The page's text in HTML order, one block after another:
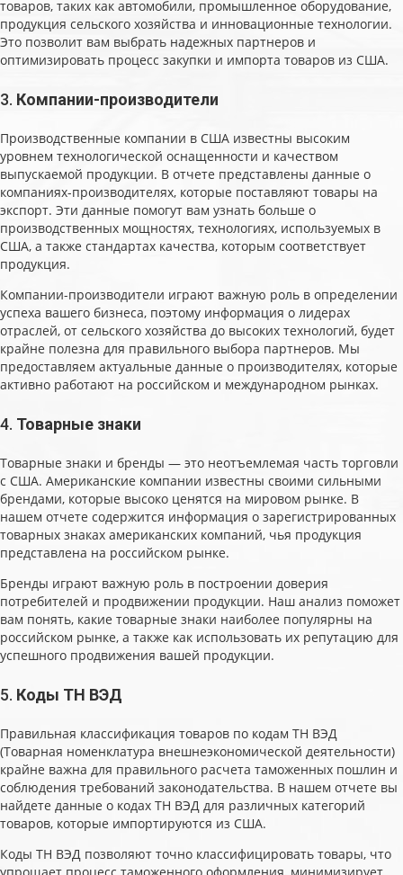
товаров, таких как автомобили, промышленное оборудование,
продукция сельского хозяйства и инновационные технологии.
Это позволит вам выбрать надежных партнеров и
оптимизировать процесс закупки и импорта товаров из США.
3. Компании-производители
Производственные компании в США известны высоким
уровнем технологической оснащенности и качеством
выпускаемой продукции. В отчете представлены данные о
компаниях-производителях, которые поставляют товары на
экспорт. Эти данные помогут вам узнать больше о
производственных мощностях, технологиях, используемых в
США, а также стандартах качества, которым соответствует
продукция.
Компании-производители играют важную роль в определении
успеха вашего бизнеса, поэтому информация о лидерах
отраслей, от сельского хозяйства до высоких технологий, будет
крайне полезна для правильного выбора партнеров. Мы
предоставляем актуальные данные о производителях, которые
активно работают на российском и международном рынках.
4. Товарные знаки
Товарные знаки и бренды — это неотъемлемая часть торговли
с США. Американские компании известны своими сильными
брендами, которые высоко ценятся на мировом рынке. В
нашем отчете содержится информация о зарегистрированных
товарных знаках американских компаний, чья продукция
представлена на российском рынке.
Бренды играют важную роль в построении доверия
потребителей и продвижении продукции. Наш анализ поможет
вам понять, какие товарные знаки наиболее популярны на
российском рынке, а также как использовать их репутацию для
успешного продвижения вашей продукции.
5. Коды ТН ВЭД
Правильная классификация товаров по кодам ТН ВЭД
(Товарная номенклатура внешнеэкономической деятельности)
крайне важна для правильного расчета таможенных пошлин и
соблюдения требований законодательства. В нашем отчете вы
найдете данные о кодах ТН ВЭД для различных категорий
товаров, которые импортируются из США.
Коды ТН ВЭД позволяют точно классифицировать товары, что